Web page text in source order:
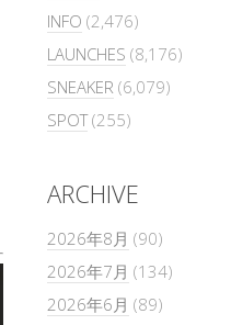
INFO (2,476)
LAUNCHES (8,176)
SNEAKER (6,079)
SPOT(255)
ARCHIVE
2026年8月 (90)
2026年7月 (134)
2026年6月 (89)